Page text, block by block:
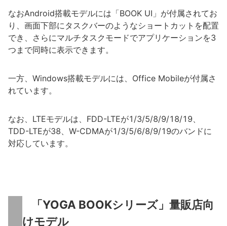
なおAndroid搭載モデルには「BOOK UI」が付属されてお
り、画面下部にタスクバーのようなショートカットを配置
でき、さらにマルチタスクモードでアプリケーションを3
つまで同時に表示できます。
一方、Windows搭載モデルには、Office Mobileが付属さ
れています。
なお、LTEモデルは、FDD-LTEが1/3/5/8/9/18/19、
TDD-LTEが38、W-CDMAが1/3/5/6/8/9/19のバンドに
対応しています。
「YOGA BOOKシリーズ」量販店向
けモデル